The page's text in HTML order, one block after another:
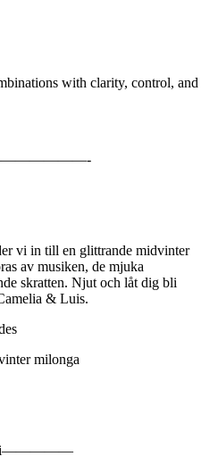
with clarity, control, and
vi in till en glittrande midvinter
av musiken, de mjuka
skratten. Njut och låt dig bli
& Luis.
milonga